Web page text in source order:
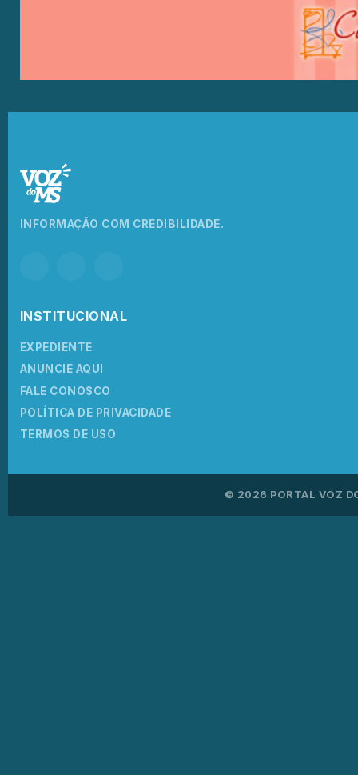
INFORMAÇÃO COM CREDIBILIDADE.
INSTITUCIONAL
EXPEDIENTE
ANUNCIE AQUI
FALE CONOSCO
POLÍTICA DE PRIVACIDADE
TERMOS DE USO
© 2026 PORTAL VOZ